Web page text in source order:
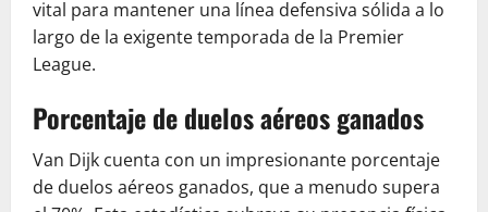
vital para mantener una línea defensiva sólida a lo
largo de la exigente temporada de la Premier
League.
Porcentaje de duelos aéreos ganados
Van Dijk cuenta con un impresionante porcentaje
de duelos aéreos ganados, que a menudo supera